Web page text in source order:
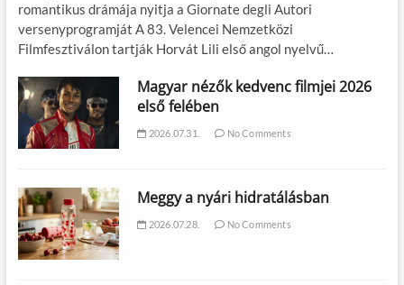
romantikus drámája nyitja a Giornate degli Autori
versenyprogramját A 83. Velencei Nemzetközi
Filmfesztiválon tartják Horvát Lili első angol nyelvű…
Magyar nézők kedvenc filmjei 2026
első felében
2026.07.31. No Comments
Meggy a nyári hidratálásban
2026.07.28. No Comments